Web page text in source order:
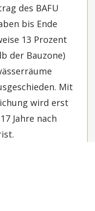
des BAFU
bis Ende
13 Prozent
der Bauzone)
Mit
wird erst
Jahre nach